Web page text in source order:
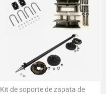
Kit de soporte de zapata de